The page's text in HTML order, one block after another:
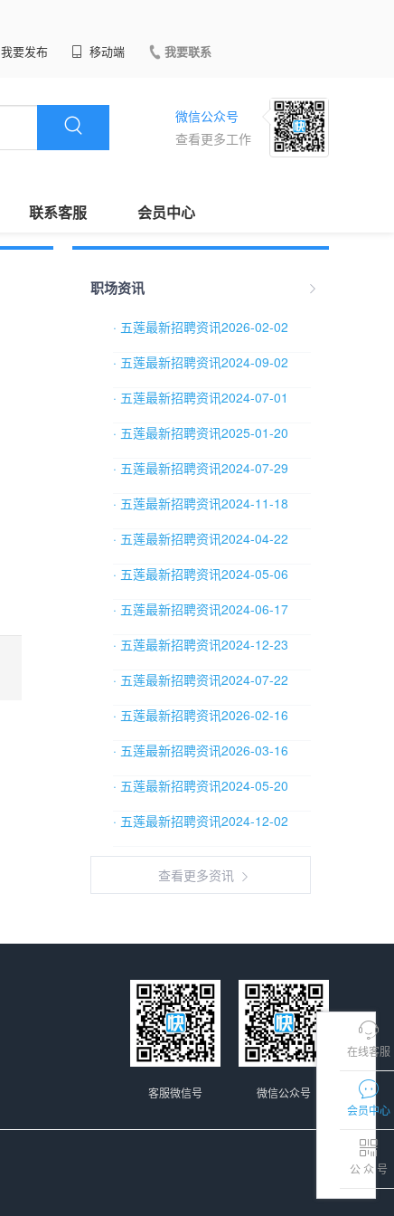
我要发布
移动端 我要联系
微信公众号
查看更多工作
联系客服 会员中心
在线客服
会员中心
公 众 号
职场资讯
· 五莲最新招聘资讯2026-02-02
· 五莲最新招聘资讯2024-09-02
· 五莲最新招聘资讯2024-07-01
· 五莲最新招聘资讯2025-01-20
· 五莲最新招聘资讯2024-07-29
· 五莲最新招聘资讯2024-11-18
· 五莲最新招聘资讯2024-04-22
· 五莲最新招聘资讯2024-05-06
· 五莲最新招聘资讯2024-06-17
· 五莲最新招聘资讯2024-12-23
· 五莲最新招聘资讯2024-07-22
· 五莲最新招聘资讯2026-02-16
· 五莲最新招聘资讯2026-03-16
· 五莲最新招聘资讯2024-05-20
· 五莲最新招聘资讯2024-12-02
查看更多资讯
微信公众号
客服微信号